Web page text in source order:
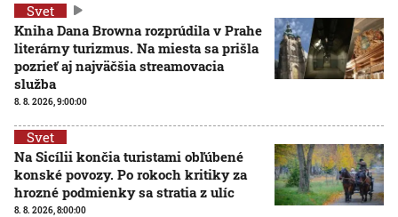
Svet
Kniha Dana Browna rozprúdila v Prahe
literárny turizmus. Na miesta sa prišla
pozrieť aj najväčšia streamovacia
služba
8. 8. 2026, 9:00:00
Svet
Na Sicílii končia turistami obľúbené
konské povozy. Po rokoch kritiky za
hrozné podmienky sa stratia z ulíc
8. 8. 2026, 8:00:00